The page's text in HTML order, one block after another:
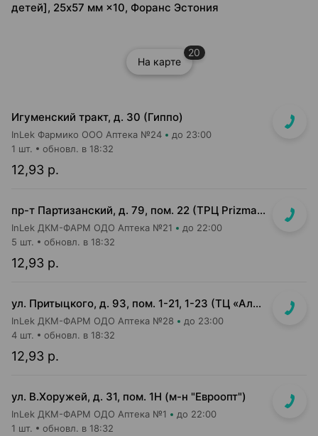
детей], 25x57 мм ×10, Форанс Эстония
На карте
20
Игуменский тракт, д. 30 (Гиппо)
InLek Фармико ООО Аптека №24 до 23:00
12,93 р.
1 шт. обновл. в 18:32
пр-т Партизанский, д. 79, пом. 22 (ТРЦ Prizma, подземный этаж вход возле м-на Мила)
InLek ДКМ-ФАРМ ОДО Аптека №21 до 22:00
12,93 р.
5 шт. обновл. в 18:32
ул. Притыцкого, д. 93, пом. 1-21, 1-23 (ТЦ «Алми (Притыцкого)», слева от главного входа)
InLek ДКМ-ФАРМ ОДО Аптека №28 до 23:00
12,93 р.
4 шт. обновл. в 18:32
ул. В.Хоружей, д. 31, пом. 1Н (м-н "Евроопт")
InLek ДКМ-ФАРМ ОДО Аптека №1 до 22:00
1 шт. обновл. в 18:32